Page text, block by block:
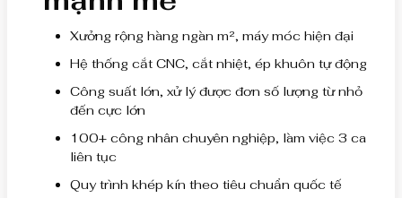
Xưởng rộng hàng ngàn m², máy móc hiện đại
Hệ thống cắt CNC, cắt nhiệt, ép khuôn tự động
Công suất lớn, xử lý được đơn số lượng từ nhỏ
đến cực lớn
100+ công nhân chuyên nghiệp, làm việc 3 ca
liên tục
Quy trình khép kín theo tiêu chuẩn quốc tế